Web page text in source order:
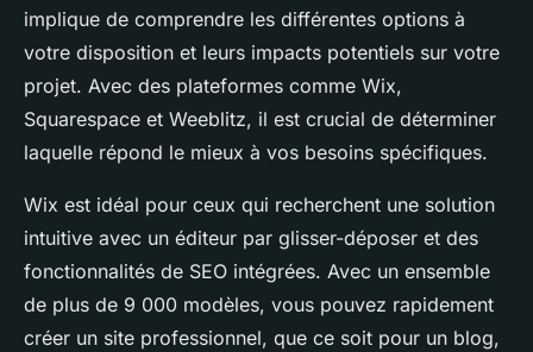
implique de comprendre les différentes options à
votre disposition et leurs impacts potentiels sur votre
projet. Avec des plateformes comme Wix,
Squarespace et Weeblitz, il est crucial de déterminer
laquelle répond le mieux à vos besoins spécifiques.
Wix est idéal pour ceux qui recherchent une solution
intuitive avec un éditeur par glisser-déposer et des
fonctionnalités de SEO intégrées. Avec un ensemble
de plus de 9 000 modèles, vous pouvez rapidement
créer un site professionnel, que ce soit pour un blog,